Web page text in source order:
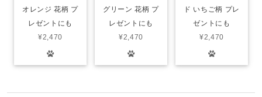
オレンジ 花柄 プ
レゼントにも
¥2,470
グリーン 花柄 プ
レゼントにも
¥2,470
ド いちご柄 プレ
ゼントにも
¥2,470